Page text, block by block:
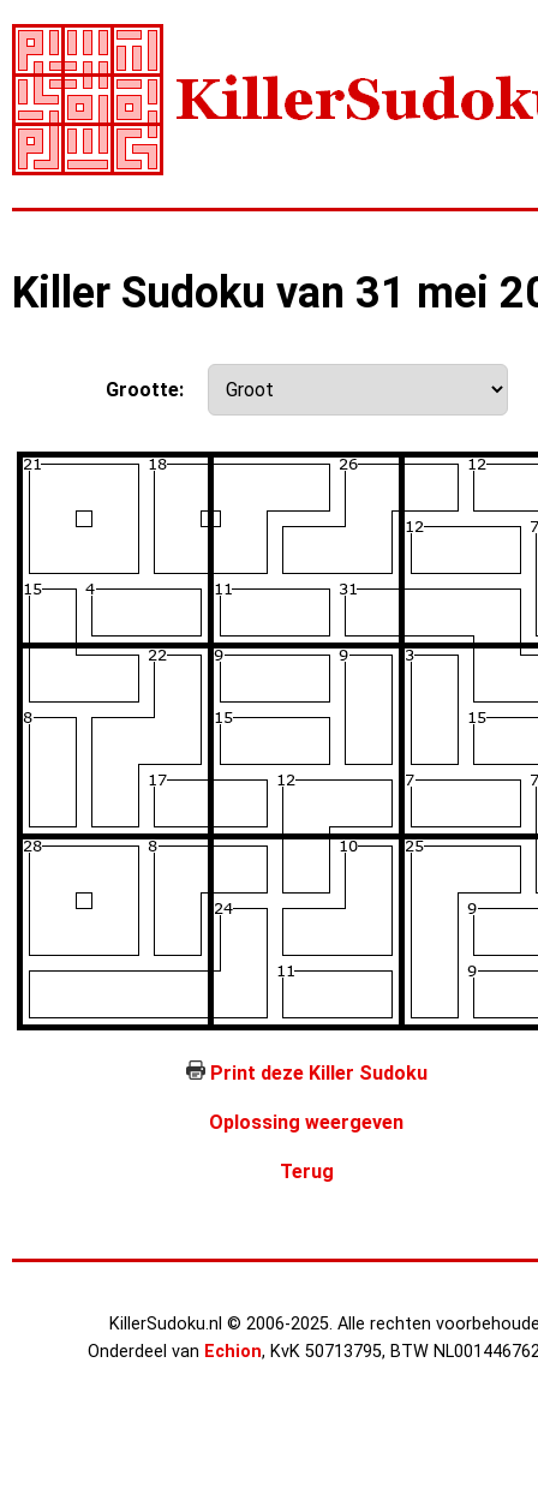
Killer Sudoku van 31 mei
Grootte:
Print deze Killer Sudoku
Oplossing weergeven
Terug
KillerSudoku.nl © 2006-2025. Alle rechten
Onderdeel van Echion, KvK 50713795, BTW